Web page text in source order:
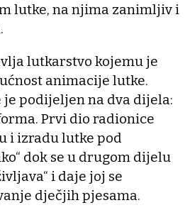
lutke, na njima zanimljiv i
lutkarstvo kojemu je
animacije lutke.
podijeljen na dva dijela:
Prvi dio radionice
i izradu lutke pod
dok se u drugom dijelu
i daje joj se
dječjih pjesama.